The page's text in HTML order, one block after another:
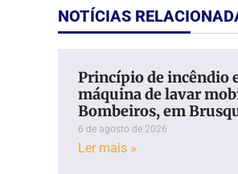
NOTÍCIAS
Princípio de incêndio
máquina de lavar
Bombeiros, em
6 de agosto de 2026
Ler mais »